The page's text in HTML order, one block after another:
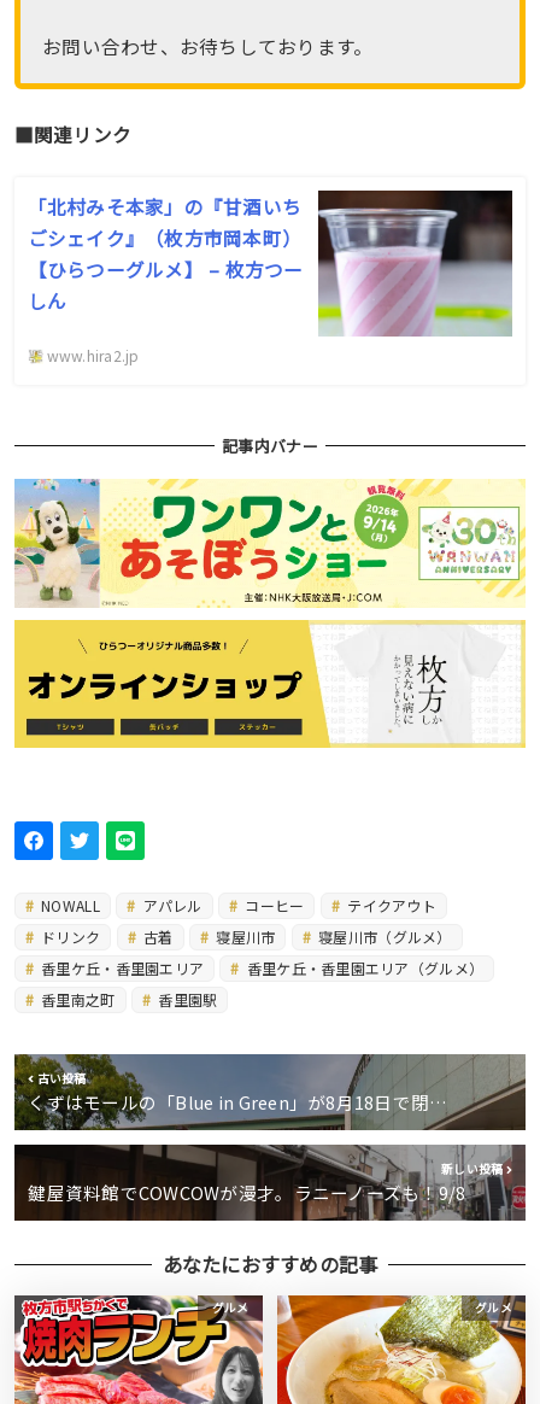
お問い合わせ、お待ちしております。
■関連リンク
「北村みそ本家」の『甘酒いち
ごシェイク』（枚方市岡本町）
【ひらつーグルメ】 – 枚方つー
しん
www.hira2.jp
記事内バナー
NOWALL アパレル コーヒー
テイクアウト
ドリンク
古着 寝屋川市
寝屋川市（グルメ）
香里ケ丘・香里園エリア
香里ケ丘・香里園エリア（グルメ）
香里南之町
香里園駅
古い投稿
くずはモールの「Blue in Green」が8月18日で閉…
新しい投稿
鍵屋資料館でCOWCOWが漫才。ラニーノーズも！9/8
あなたにおすすめの記事
グルメ グルメ